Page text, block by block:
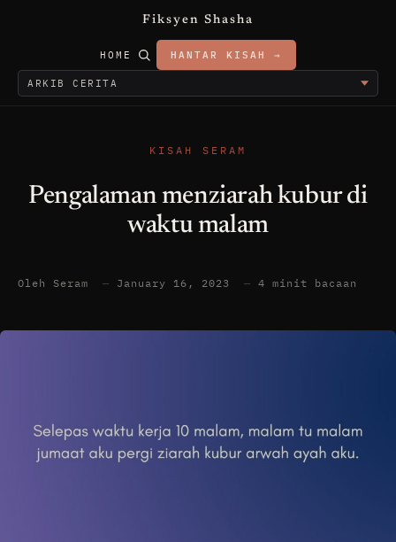
Fiksyen Shasha
HOME HANTAR KISAH →
KISAH SERAM
Pengalaman menziarah kubur di
waktu malam
Oleh Seram — January 16, 2023 — 4 minit bacaan